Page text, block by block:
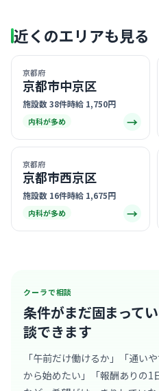
近くのエリアも見る
京都府
京都市中京区
施設数 38件時給 1,750円
内科が多め →
京都府
京都市西京区
施設数 16件時給 1,675円
内科が多め →
クーラで相談
条件がまだ固まってい
談できます
「午前だけ働けるか」「通い
から始めたい」「報酬ありの1